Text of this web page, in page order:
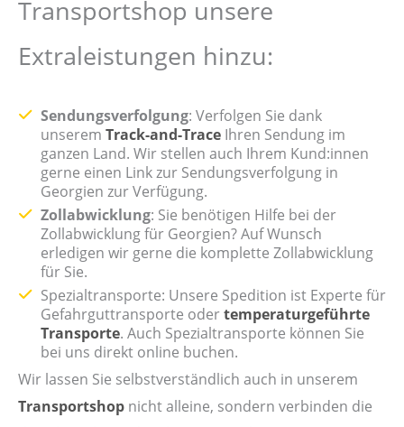
Transportshop unsere
Extraleistungen hinzu:
Sendungsverfolgung: Verfolgen Sie dank
unserem Track-and-Trace Ihren Sendung im
ganzen Land. Wir stellen auch Ihrem Kund:innen
gerne einen Link zur Sendungsverfolgung in
Georgien zur Verfügung.
Zollabwicklung: Sie benötigen Hilfe bei der
Zollabwicklung für Georgien? Auf Wunsch
erledigen wir gerne die komplette Zollabwicklung
für Sie.
Spezialtransporte: Unsere Spedition ist Experte für
Gefahrguttransporte odertemperaturgeführte
Transporte. Auch Spezialtransporte können Sie
bei uns direkt online buchen.
Wir lassen Sie selbstverständlich auch in unserem
Transportshop nicht alleine, sondern verbinden die